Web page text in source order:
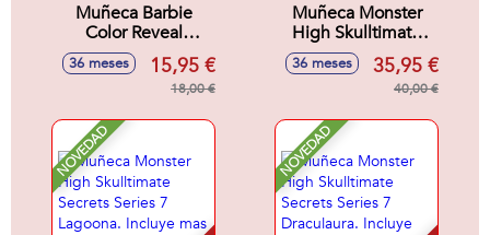
Muñeca Barbie
Color Reveal
Sirenas 32x8x8 cm
36 meses 15,95 €
18,00 €
Muñeca Monster
High Skulltimate
Secrets Series 7
Jinafire Incluye mas
de 19 Sorpresas.
36 meses 35,95 €
40,00 €
NOVEDAD NOVEDAD